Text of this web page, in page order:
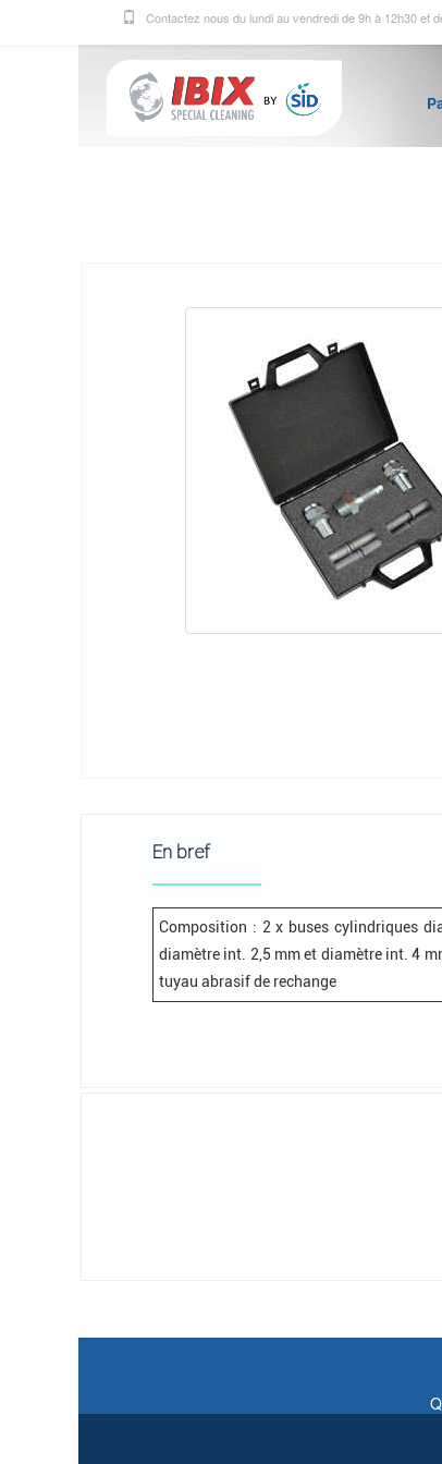
Contactez nous du lundi au vendredi de 9h à 12h30 et
En bref
Composition : 2 x buses cylindriques
diamètre int. 2,5 mm et diamètre int. 4
tuyau abrasif de rechange